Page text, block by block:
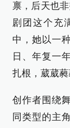
禀，后天也
剧团这个充
中，她以一
日、年复一
扎根，葳葳蕤
创作者围绕
同类型的主